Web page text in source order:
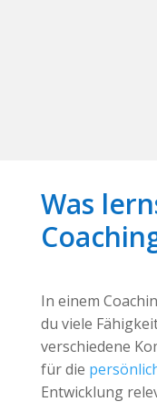
Was
In einem
du viele
verschiedene
für die
Entwicklung